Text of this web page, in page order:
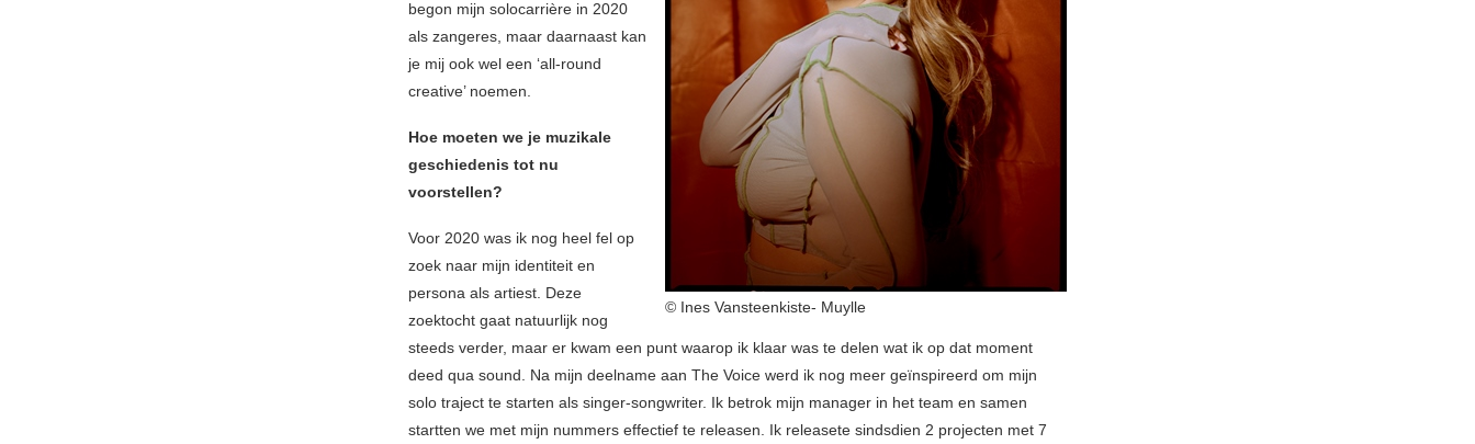
© Ines Vansteenkiste- Muylle
begon mijn solocarrière in 2020
als zangeres, maar daarnaast kan
je mij ook wel een ‘all-round
creative’ noemen.
Hoe moeten we je muzikale
geschiedenis tot nu
voorstellen?
Voor 2020 was ik nog heel fel op
zoek naar mijn identiteit en
persona als artiest. Deze
zoektocht gaat natuurlijk nog
steeds verder, maar er kwam een punt waarop ik klaar was te delen wat ik op dat moment
deed qua sound. Na mijn deelname aan The Voice werd ik nog meer geïnspireerd om mijn
solo traject te starten als singer-songwriter. Ik betrok mijn manager in het team en samen
startten we met mijn nummers effectief te releasen. Ik releasete sindsdien 2 projecten met 7